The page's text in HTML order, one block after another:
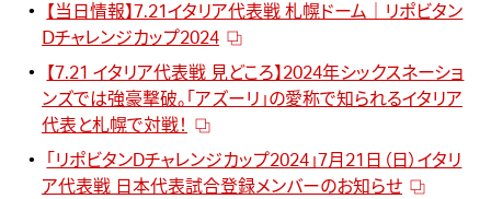
【当日情報】7.21イタリア代表戦 札幌ドーム｜リポビタン
Ⅾチャレンジカップ2024
【7.21 イタリア代表戦 見どころ】2024年シックスネーショ
ンズでは強豪撃破。「アズーリ」の愛称で知られるイタリア
代表と札幌で対戦！
「リポビタンDチャレンジカップ2024」7月21日（日）イタリ
ア代表戦 日本代表試合登録メンバーのお知らせ